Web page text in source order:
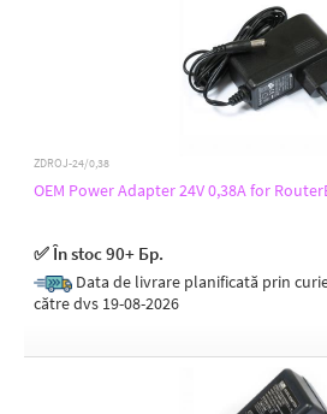
ZDROJ-24/0,38
OEM Power Adapter 24V 0,38A for
✅ În stoc 90+ Бр.
Data de livrare planificată prin
către dvs 19-08-2026